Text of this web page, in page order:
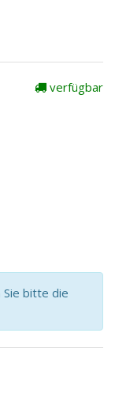
verfügbar
Sie bitte die